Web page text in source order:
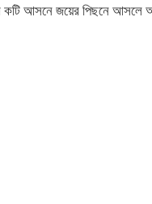
কটি আসনে জয়ের পিছনে